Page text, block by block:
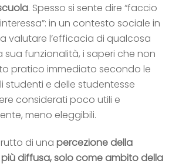
. Spesso si sente dire “faccio
in un contesto sociale in
valutare l’efficacia di qualcosa
sua funzionalità, i saperi che non
pratico immediato secondo le
studenti e delle studentesse
considerati poco utili e
meno eleggibili.
di una percezione della
diffusa, solo come ambito della